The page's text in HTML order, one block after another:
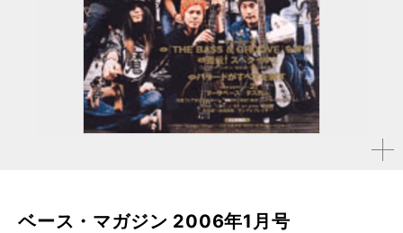
拡大す
ベース・マガジン 2006年1月号